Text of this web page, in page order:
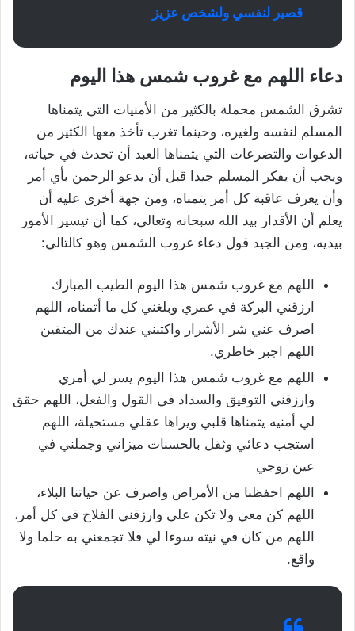
قصير لنفسي ولشخص عزيز
دعاء اللهم مع غروب شمس هذا اليوم
تشرق الشمس محملة بالكثير من الأمنيات التي يتمناها
المسلم لنفسه ولغيره، وحينما تغرب تأخذ معها الكثير من
الدعوات والتضرعات التي يتمناها العبد أن تحدث في حياته،
ويجب أن يفكر المسلم جيدا قبل أن يدعو الرحمن بأي أمر
وأن يعرف عاقبة كل أمر يتمناه، ومن جهة أخرى عليه أن
يعلم أن الأقدار بيد الله سبحانه وتعالى، كما أن تيسير الأمور
بيديه، ومن الجيد قول دعاء غروب الشمس وهو كالتالي:
اللهم مع غروب شمس هذا اليوم الطيب المبارك
ارزقني البركة في عمري وبلغني كل ما أتمناه، اللهم
اصرف عني شر الأشرار واكتبني عندك من المتقين
اللهم اجبر خاطري.
اللهم مع غروب شمس هذا اليوم يسر لي أمري
وارزقني التوفيق والسداد في القول والفعل، اللهم حقق
لي أمنيه يتمناها قلبي ويراها عقلي مستحيلة، اللهم
استجب دعائي وثقل بالحسنات ميزاني وجملني في
عين زوجي
اللهم احفظنا من الأمراض واصرف عن حياتنا البلاء،
اللهم كن معي ولا تكن علي وارزقني الفلاح في كل أمر،
اللهم من كان في نيته سوءا لي فلا تجمعني به حلما ولا
واقع.